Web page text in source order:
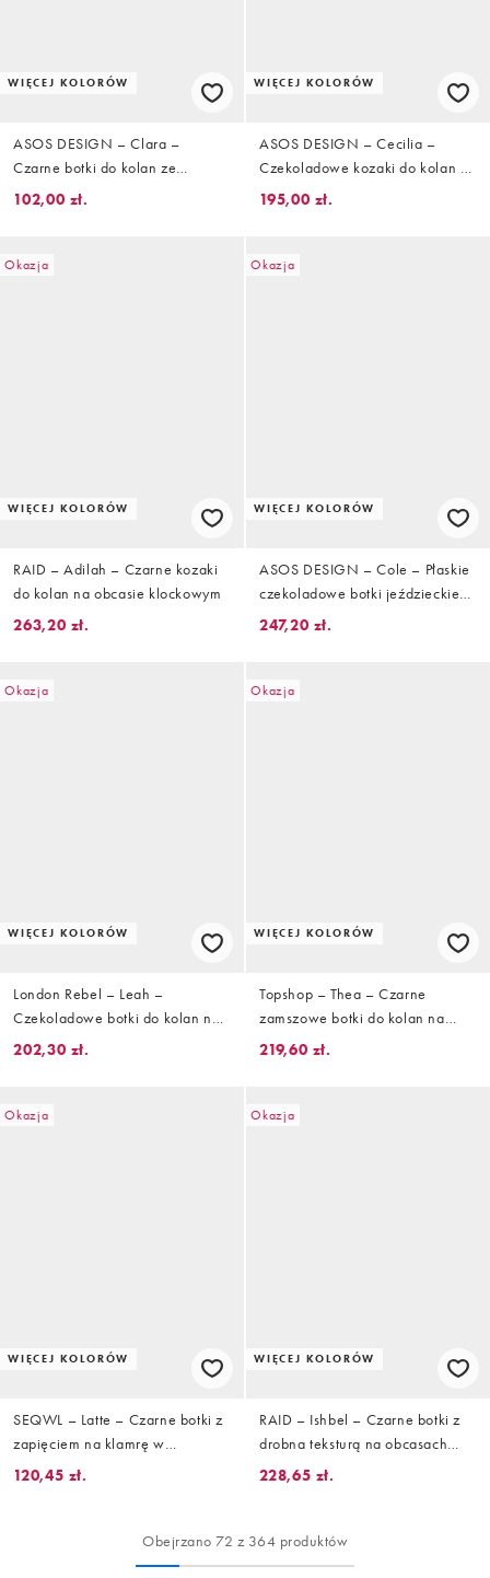
WIĘCEJ KOLORÓW
ASOS DESIGN – Clara –
Czarne botki do kolan ze
skośnymi noskami
102,00 zł.
WIĘCEJ KOLORÓW
ASOS DESIGN – Cecilia –
Czekoladowe kozaki do kolan na
grubej płaskiej podeszwie
195,00 zł.
Okazja
WIĘCEJ KOLORÓW
RAID – Adilah – Czarne kozaki
do kolan na obcasie klockowym
263,20 zł.
Okazja
WIĘCEJ KOLORÓW
ASOS DESIGN – Cole – Płaskie
czekoladowe botki jeździeckie
do kolan z ozdobnym
247,20 zł.
Okazja
WIĘCEJ KOLORÓW
London Rebel – Leah –
Czekoladowe botki do kolan na
obcasach-kaczuszkach z klamrą
202,30 zł.
Okazja
WIĘCEJ KOLORÓW
Topshop – Thea – Czarne
zamszowe botki do kolan na
obcasie klockowym
219,60 zł.
Okazja
WIĘCEJ KOLORÓW
SEQWL – Latte – Czarne botki z
zapięciem na klamrę w
jeździeckim stylu
120,45 zł.
Okazja
WIĘCEJ KOLORÓW
RAID – Ishbel – Czarne botki z
drobna teksturą na obcasach
klockowym
228,65 zł.
Obejrzano 72 z 364 produktów